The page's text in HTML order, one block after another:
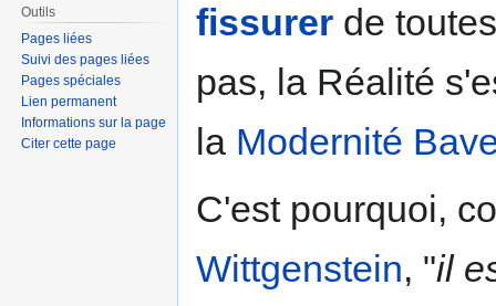
fissurer de
pas, la Réalité
la Modernité
C'est pourquoi,
Wittgenstein, "il
Outils
Pages liées
Suivi des pages liées
Pages spéciales
Lien permanent
Informations sur la page
Citer cette page